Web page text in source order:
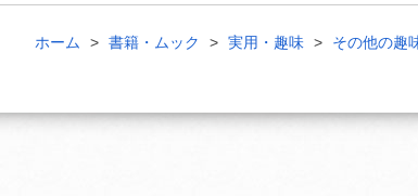
ホーム 書籍・ムック 実用・趣味 その他の趣